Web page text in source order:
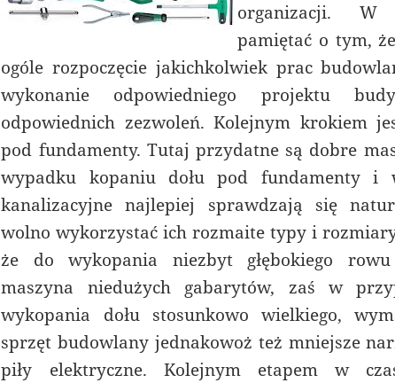
organizacji. W
pamiętać o tym,
ogóle rozpoczęcie jakichkolwiek prac
wykonanie odpowiedniego projektu
odpowiednich zezwoleń. Kolejnym krokiem
pod fundamenty. Tutaj przydatne są dobre
wypadku kopaniu dołu pod fundamenty i
kanalizacyjne najlepiej sprawdzają się
wolno wykorzystać ich rozmaite typy i
że do wykopania niezbyt głębokiego
maszyna niedużych gabarytów, zaś w
wykopania dołu stosunkowo wielkiego,
sprzęt budowlany jednakowoż też mniejsze
piły elektryczne. Kolejnym etapem w